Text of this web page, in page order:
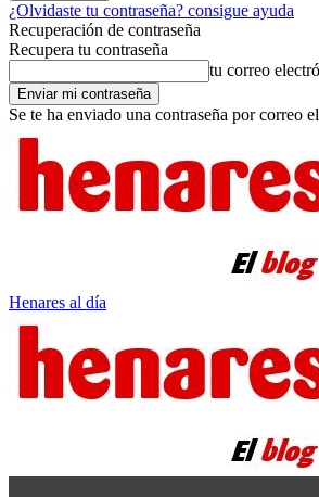
¿Olvidaste tu contraseña? consigue ayuda
Recuperación de contraseña
Recupera tu contraseña
tu correo
Se te ha enviado una contraseña por correo
Henares al día